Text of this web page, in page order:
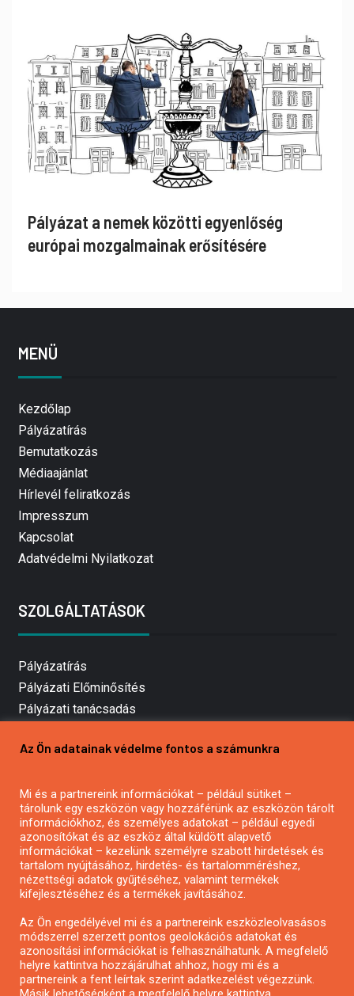
Pályázat a nemek közötti egyenlőség
európai mozgalmainak erősítésére
MENÜ
Kezdőlap
Pályázatírás
Bemutatkozás
Médiaajánlat
Hírlevél feliratkozás
Impresszum
Kapcsolat
Adatvédelmi Nyilatkozat
SZOLGÁLTATÁSOK
Pályázatírás
Pályázati Előminősítés
Pályázati tanácsadás
Mezőgazdasági pályázatírás
Pályázatírás civil szervezeteknek
Pályázatírás önkormányzatoknak
Pályázatfigyelés
Specifikus pályázatfigyelés vagy hírlevél
Pályázatok magánszemélyeknek
Pályázatok civil szervezeteknek
Az Ön adatainak védelme fontos a számunkra
Mi és a partnereink információkat – például sütiket –
tárolunk egy eszközön vagy hozzáférünk az eszközön tárolt
információkhoz, és személyes adatokat – például egyedi
azonosítókat és az eszköz által küldött alapvető
információkat – kezelünk személyre szabott hirdetések és
tartalom nyújtásához, hirdetés- és tartalomméréshez,
nézettségi adatok gyűjtéséhez, valamint termékek
kifejlesztéséhez és a termékek javításához.
Az Ön engedélyével mi és a partnereink eszközleolvasásos
módszerrel szerzett pontos geolokációs adatokat és
azonosítási információkat is felhasználhatunk. A megfelelő
helyre kattintva hozzájárulhat ahhoz, hogy mi és a
partnereink a fent leírtak szerint adatkezelést végezzünk.